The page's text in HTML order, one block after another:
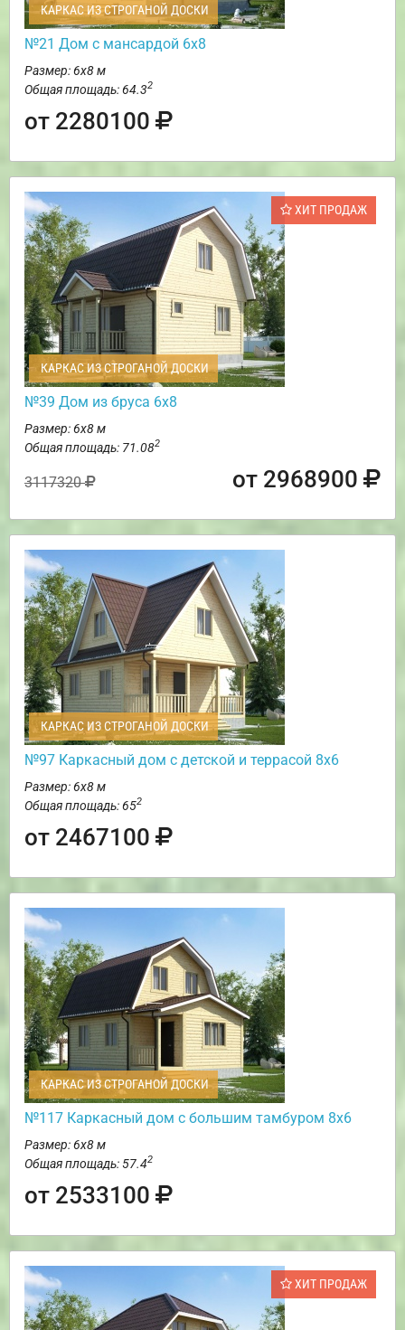
КАРКАС ИЗ СТРОГАНОЙ ДОСКИ
№21 Дом с мансардой 6х8
Размер: 6х8 м
Общая площадь: 64.32
от 2280100
ХИТ ПРОДАЖ
КАРКАС ИЗ СТРОГАНОЙ ДОСКИ
№39 Дом из бруса 6х8
Размер: 6х8 м
Общая площадь: 71.082
3117320 от 2968900
КАРКАС ИЗ СТРОГАНОЙ ДОСКИ
№97 Каркасный дом с детской и террасой 8х6
Размер: 6х8 м
Общая площадь: 652
от 2467100
КАРКАС ИЗ СТРОГАНОЙ ДОСКИ
№117 Каркасный дом с большим тамбуром 8х6
Размер: 6х8 м
Общая площадь: 57.42
от 2533100
ХИТ ПРОДАЖ